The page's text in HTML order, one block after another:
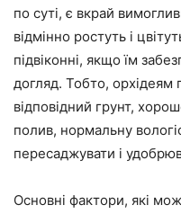
по суті, є вкрай
відмінно ростуть і
підвіконні, якщо їм
догляд. Тобто, орхідеям
відповідний грунт,
полив, нормальну
пересаджувати і
Основні фактори, які